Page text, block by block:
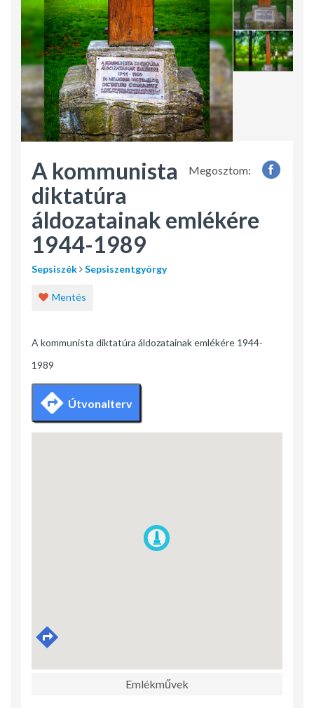
Megosztom:
A kommunista
diktatúra
áldozatainak emlékére
1944-1989
Sepsiszék Sepsiszentgyörgy
Mentés
A kommunista diktatúra áldozatainak emlékére 1944-
1989
Útvonalterv
Emlékművek